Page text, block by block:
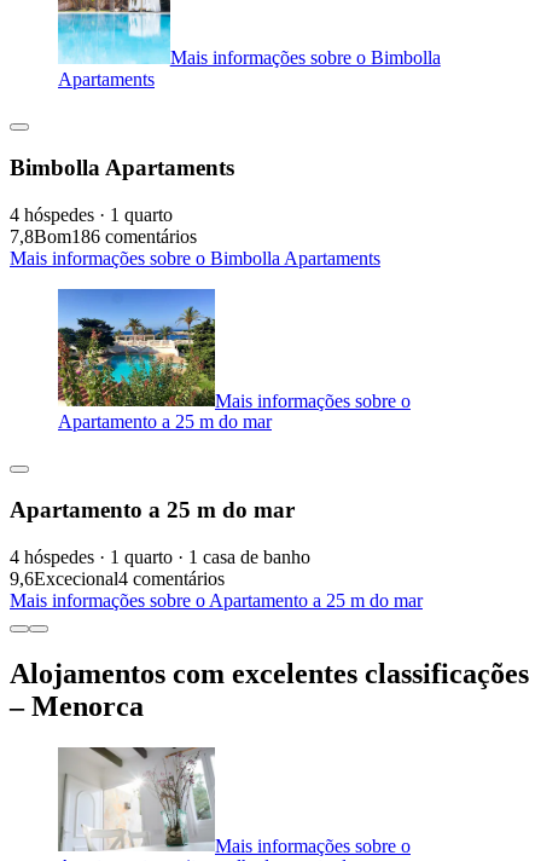
Mais informações sobre o Bimbolla
Apartaments
Bimbolla Apartaments
4 hóspedes · 1 quarto
7,8Bom186 comentários
Mais informações sobre o Bimbolla Apartaments
Mais informações sobre o
Apartamento a 25 m do mar
Apartamento a 25 m do mar
4 hóspedes · 1 quarto · 1 casa de banho
9,6Excecional4 comentários
Mais informações sobre o Apartamento a 25 m do mar
Alojamentos com excelentes classificações
– Menorca
Mais informações sobre o